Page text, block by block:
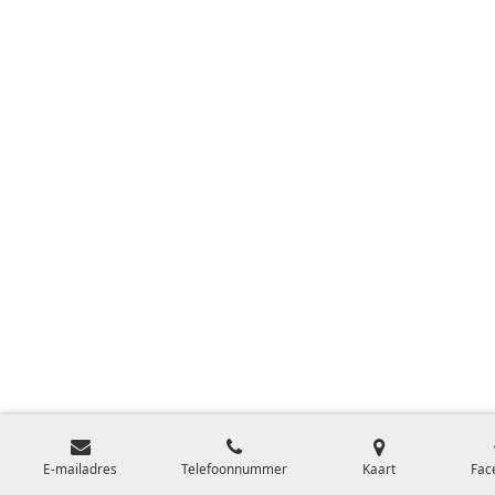
E-mailadres Telefoonnummer Kaart